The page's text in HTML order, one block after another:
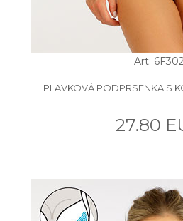
Art:
PLAVKOVÁ PODPRSENKA S
27.80